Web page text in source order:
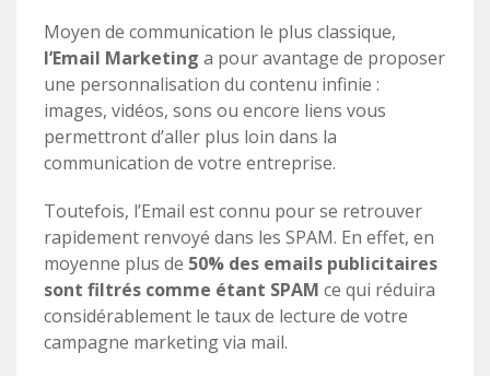
Moyen de communication le plus classique,
l’Email Marketing a pour avantage de proposer
une personnalisation du contenu infinie :
images, vidéos, sons ou encore liens vous
permettront d’aller plus loin dans la
communication de votre entreprise.
Toutefois, l’Email est connu pour se retrouver
rapidement renvoyé dans les SPAM. En effet, en
moyenne plus de 50% des emails publicitaires
sont filtrés comme étant SPAM ce qui réduira
considérablement le taux de lecture de votre
campagne marketing via mail.